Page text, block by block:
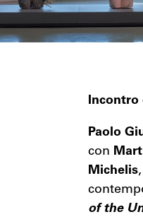
Incontro
Paolo
con
Michelis
of the